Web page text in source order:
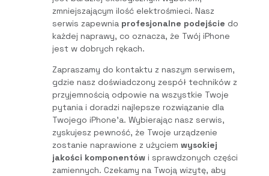
zmniejszającym ilość elektrośmieci. Nasz
serwis zapewnia profesjonalne podejście do
każdej naprawy, co oznacza, że Twój iPhone
jest w dobrych rękach.
Zapraszamy do kontaktu z naszym serwisem,
gdzie nasz doświadczony zespół techników z
przyjemnością odpowie na wszystkie Twoje
pytania i doradzi najlepsze rozwiązanie dla
Twojego iPhone’a. Wybierając nasz serwis,
zyskujesz pewność, że Twoje urządzenie
zostanie naprawione z użyciem wysokiej
jakości komponentów i sprawdzonych części
zamiennych. Czekamy na Twoją wizytę, aby